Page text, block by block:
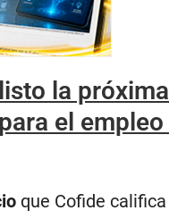
la
el
que Cofide